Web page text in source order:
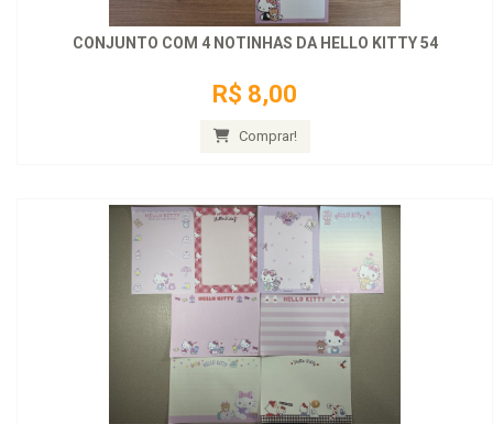
CONJUNTO COM 4 NOTINHAS DA HELLO KITTY 54
R$ 8,00
Comprar!